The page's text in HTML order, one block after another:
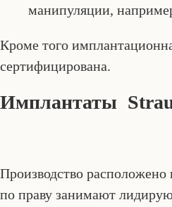
манипуляции,
Кроме того
сертифицирована.
Имплантаты
Производство
по праву занимают